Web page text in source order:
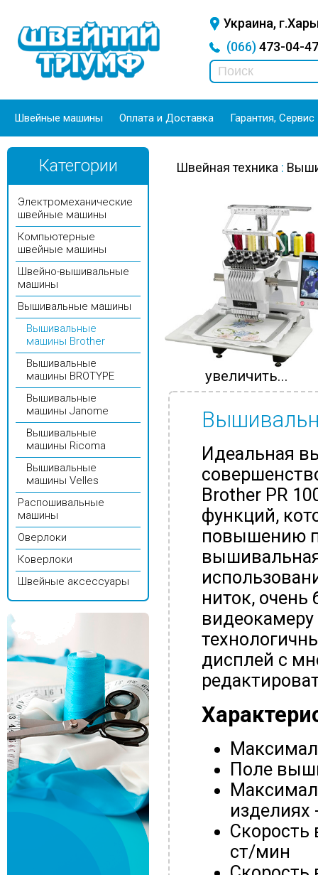
Украина,
(066)473-04-
Швейные машины Оплата и Доставка Гарантия, Сервис
Категории
Электромеханические
швейные машины
Компьютерные
швейные машины
Швейно-вышивальные
машины
Вышивальные машины
Вышивальные
машины Brother
Вышивальные
машины BROTYPE
Вышивальные
машины Janome
Вышивальные
машины Ricoma
Вышивальные
машины Velles
Распошивальные
машины
Оверлоки
Коверлоки
Швейные аксессуары
Швейная техника :
увеличить...
Идеальная
Brother PR
функций,
повышению
ниток,
дисплей с
Поле
изделиях
Скорость
ст/мин